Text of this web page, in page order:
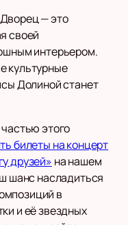
— это
своей
интерьером.
культурные
Долиной станет
этого
билеты на концерт
друзей» на нашем
шанс насладиться
в
и её звездных